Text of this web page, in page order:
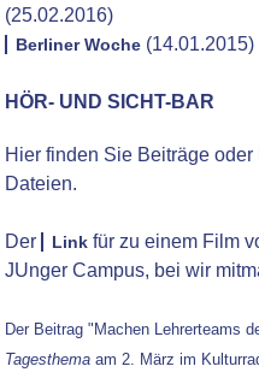
(25.02.2016)
Berliner Woche (14.01.2015)
HÖR- UND SICHT-BAR
Hier finden Sie Beiträge
Dateien.
Der Link für zu einem Film
JUnger Campus, bei wir
Der Beitrag "Machen Lehrerteams
Tagesthema am 2. März im